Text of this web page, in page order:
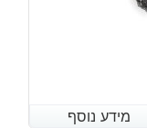
מידע נוסף
מידע נוסף